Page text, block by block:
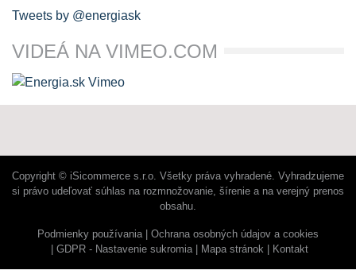
Tweets by @energiask
VIDEÁ NA VIMEO.COM
Copyright © iSicommerce s.r.o. Všetky práva vyhradené. Vyhradzujeme
si právo udeľovať súhlas na rozmnožovanie, šírenie a na verejný prenos
obsahu.
Podmienky používania
Ochrana osobných údajov a cookies
GDPR - Nastavenie sukromia
Mapa stránok Kontakt